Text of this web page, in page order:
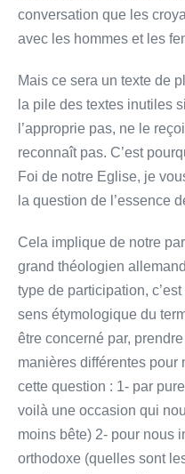
conversation que les
avec les hommes et les
Mais ce sera un texte de
la pile des textes inutiles
l’approprie pas, ne le
reconnaît pas. C’est
Foi de notre Eglise, je
la question de l’essence
Cela implique de notre
grand théologien
type de participation,
sens étymologique du
être concerné par,
manières différentes pour
cette question : 1- par
voilà une occasion qui
moins bête) 2- pour nous
orthodoxe (quelles sont